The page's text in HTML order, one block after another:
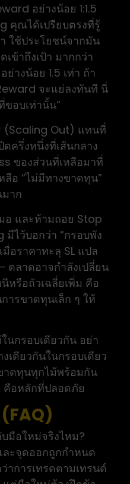
อย่างน้อย 1:1.5
คุณได้เปรียบตรงที่รู้
ใช้ประโยชน์จากมัน
เข้าถึงเป้า มากกว่า
างน้อย 1.5 เท่า ถ้า
จะแย่ลงทันที นี่
ขอบเท่านั้น”
(Scaling Out) แทนที่
ดครึ่งหนึ่งที่เส้นกลาง
ของส่วนที่เหลือมาที่
อ “ไม่มีทางขาดทุน”
าก
อ และห้ามถอย Stop
มีไว้บอกว่า “กรอบพัง
อราคาทะลุ SL แปล
ลาดอาจกำลังเปลี่ยน
หรือถัวเฉลี่ยเพิ่ม คือ
ารขาดทุนเล็ก ๆ ให้
นกรอบเดียวกัน อย่า
เดียวกันในกรอบเดียว
าดทุนทุกไม้พร้อมกัน
คือหลักที่ปลอดภัย
มือใหม่จริงไหม?
ละจุดออกถูกกำหนด
าการเทรดตามเทรนด์